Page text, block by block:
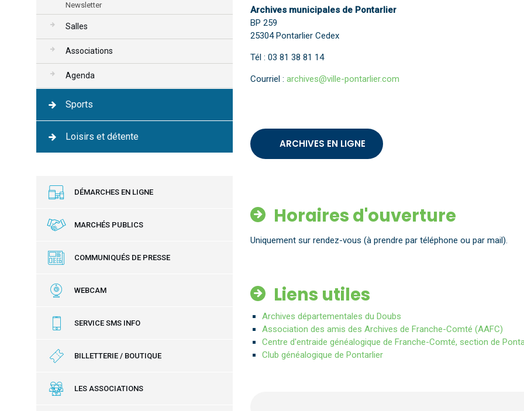
Newsletter
Salles
Associations
Agenda
Sports
Loisirs et détente
DÉMARCHES EN LIGNE
MARCHÉS PUBLICS
COMMUNIQUÉS DE PRESSE
WEBCAM
SERVICE SMS INFO
BILLETTERIE / BOUTIQUE
LES ASSOCIATIONS
Archives municipales de Pontarlier
BP 259
25304 Pontarlier Cedex
Tél : 03 81 38 81 14
Courriel : archives@ville-pontarlier.com
ARCHIVES EN LIGNE
Horaires
Uniquement sur rendez-vous (à prendre par téléphone ou par mail).
Liens utiles
Archives départementales du Doubs
Association des amis des Archives de Franche-Comté (AAFC)
Centre d'entraide généalogique de Franche-Comté, section de
Club généalogique de Pontarlier